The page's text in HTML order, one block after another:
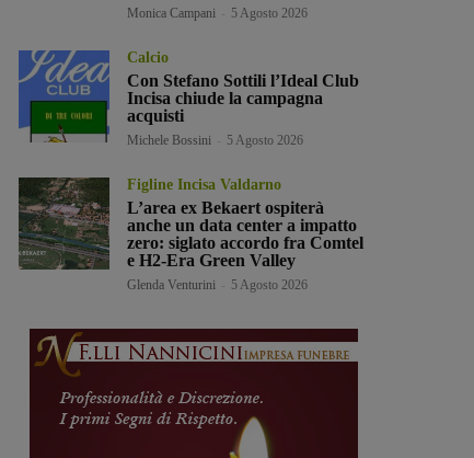
Monica Campani 5 Agosto 2026
Calcio
Con Stefano Sottili l’Ideal Club
Incisa chiude la campagna
acquisti
Michele Bossini 5 Agosto 2026
Figline Incisa Valdarno
L’area ex Bekaert ospiterà
anche un data center a impatto
zero: siglato accordo fra Comtel
e H2-Era Green Valley
Glenda Venturini 5 Agosto 2026